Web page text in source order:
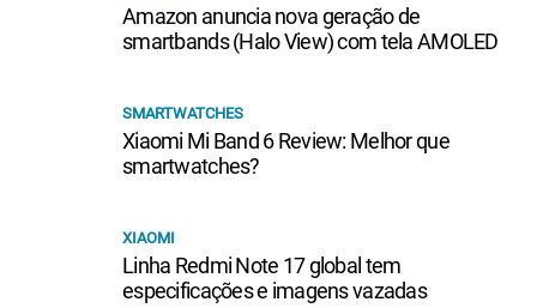
Amazon anuncia nova geração de
smartbands (Halo View) com tela AMOLED
SMARTWATCHES
Xiaomi Mi Band 6 Review: Melhor que
smartwatches?
XIAOMI
Linha Redmi Note 17 global tem
especificações e imagens vazadas